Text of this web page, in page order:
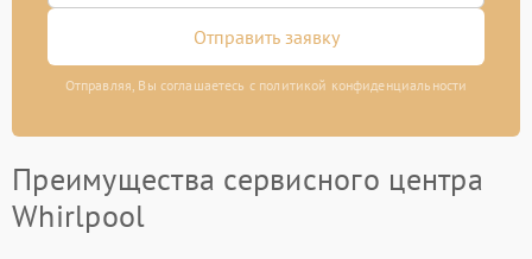
Отправить заявку
Отправляя, Вы соглашаетесь с политикой конфиденциальности
Преимущества сервисного центра
Whirlpool